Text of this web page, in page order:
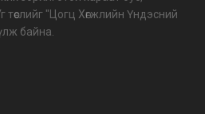
"Цогц Хөгжлийн Үндэсний
байна.